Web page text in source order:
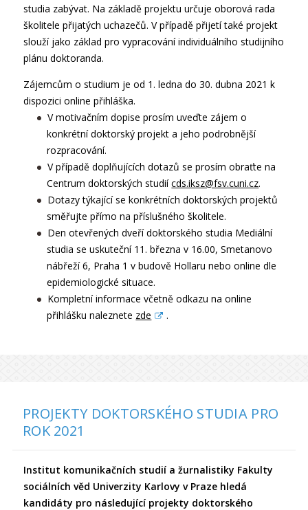
studia zabývat. Na základě projektu určuje oborová rada
školitele přijatých uchazečů. V případě přijetí také projekt
slouží jako základ pro vypracování individuálního studijního
plánu doktoranda.
Zájemcům o studium je od 1. ledna do 30. dubna 2021 k
dispozici online přihláška.
V motivačním dopise prosím uveďte zájem o
konkrétní doktorský projekt a jeho podrobnější
rozpracování.
V případě doplňujících dotazů se prosím obraťte na
Centrum doktorských studiícds.iksz@fsv.cuni.cz.
Dotazy týkající se konkrétních doktorských projektů
směřujte přímo na příslušného školitele.
Den otevřených dveří doktorského studia Mediální
studia se uskuteční 11. března v 16.00, Smetanovo
nábřeží 6, Praha 1 v budově Hollaru nebo online dle
epidemiologické situace.
Kompletní informace včetně odkazu na online
přihlášku naleznete zde .
PROJEKTY DOKTORSKÉHO STUDIA PRO
ROK 2021
Institut komunikačních studií a žurnalistiky Fakulty
sociálních věd Univerzity Karlovy v Praze hledá
kandidáty pro následující projekty doktorského